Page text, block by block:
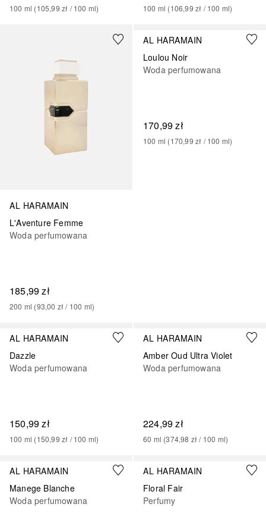
100 ml (105,99 zł / 100 ml) 100 ml (106,99 zł / 100 ml)
AL HARAMAIN
L'Aventure Femme
Woda perfumowana
185,99 zł
200 ml (93,00 zł / 100 ml)
AL HARAMAIN
Loulou Noir
Woda perfumowana
170,99 zł
100 ml (170,99 zł / 100 ml)
AL HARAMAIN
Dazzle
Woda perfumowana
150,99 zł
100 ml (150,99 zł / 100 ml)
AL HARAMAIN
Amber Oud Ultra Violet
Woda perfumowana
224,99 zł
60 ml (374,98 zł / 100 ml)
AL HARAMAIN
Manege Blanche
Woda perfumowana
AL HARAMAIN
Floral Fair
Perfumy